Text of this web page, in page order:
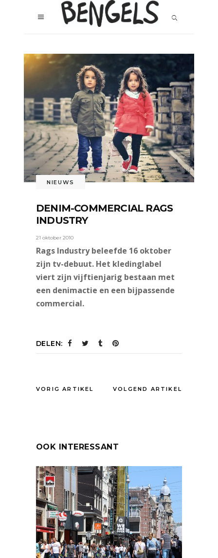
NIEUWS
DENIM-COMMERCIAL RAGS
INDUSTRY
21 oktober 2010
Rags Industry beleefde 16 oktober
zijn tv-debuut. Het kledinglabel
viert zijn vijftienjarig bestaan met
een denimactie en een bijpassende
commercial.
DELEN:
VORIG ARTIKEL VOLGEND ARTIKEL
OOK INTERESSANT